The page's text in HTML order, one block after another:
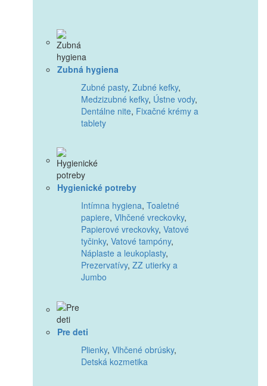
Zubná hygiena
Zubné pasty, Zubné kefky,
Medzizubné kefky, Ústne vody,
Dentálne nite, Fixačné krémy a
tablety
Hygienické potreby
Intímna hygiena, Toaletné
papiere, Vlhčené vreckovky,
Papierové vreckovky, Vatové
tyčinky, Vatové tampóny,
Náplaste a leukoplasty,
Prezervatívy, ZZ utierky a
Jumbo
Pre deti
Plienky, Vlhčené obrúsky,
Detská kozmetika